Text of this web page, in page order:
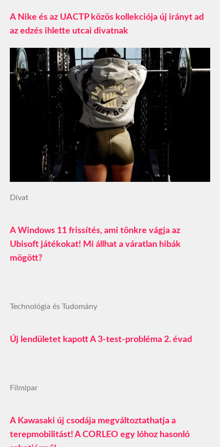
A Nike és az UACTP közös kollekciója új irányt ad
az edzés ihlette utcai divatnak
Divat
A Windows 11 frissítés, ami tönkre vágja az
Ubisoft játékokat! Mi állhat a váratlan hibák
mögött?
Technológia és Tudomány
Új lendületet kapott A 3-test-probléma 2. évad
Filmipar
A Kawasaki új csodája megváltoztathatja a
terepmobilitást! A CORLEO egy lóhoz hasonló